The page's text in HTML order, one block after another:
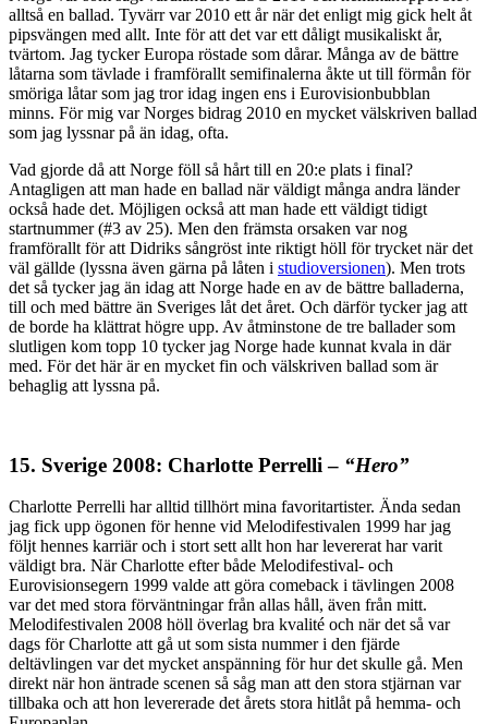
alltså en ballad. Tyvärr var 2010 ett år när det enligt mig gick helt åt
pipsvängen med allt. Inte för att det var ett dåligt musikaliskt år,
tvärtom. Jag tycker Europa röstade som dårar. Många av de bättre
låtarna som tävlade i framförallt semifinalerna åkte ut till förmån för
smöriga låtar som jag tror idag ingen ens i Eurovisionbubblan
minns. För mig var Norges bidrag 2010 en mycket välskriven ballad
som jag lyssnar på än idag, ofta.
Vad gjorde då att Norge föll så hårt till en 20:e plats i final?
Antagligen att man hade en ballad när väldigt många andra länder
också hade det. Möjligen också att man hade ett väldigt tidigt
startnummer (#3 av 25). Men den främsta orsaken var nog
framförallt för att Didriks sångröst inte riktigt höll för trycket när det
väl gällde (lyssna även gärna på låten i studioversionen). Men trots
det så tycker jag än idag att Norge hade en av de bättre balladerna,
till och med bättre än Sveriges låt det året. Och därför tycker jag att
de borde ha klättrat högre upp. Av åtminstone de tre ballader som
slutligen kom topp 10 tycker jag Norge hade kunnat kvala in där
med. För det här är en mycket fin och välskriven ballad som är
behaglig att lyssna på.
15. Sverige 2008: Charlotte Perrelli – “Hero”
Charlotte Perrelli har alltid tillhört mina favoritartister. Ända sedan
jag fick upp ögonen för henne vid Melodifestivalen 1999 har jag
följt hennes karriär och i stort sett allt hon har levererat har varit
väldigt bra. När Charlotte efter både Melodifestival- och
Eurovisionsegern 1999 valde att göra comeback i tävlingen 2008
var det med stora förväntningar från allas håll, även från mitt.
Melodifestivalen 2008 höll överlag bra kvalité och när det så var
dags för Charlotte att gå ut som sista nummer i den fjärde
deltävlingen var det mycket anspänning för hur det skulle gå. Men
direkt när hon äntrade scenen så såg man att den stora stjärnan var
tillbaka och att hon levererade det årets stora hitlåt på hemma- och